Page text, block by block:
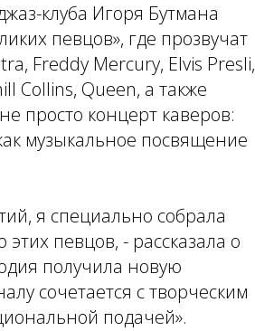
клуба Игоря Бутмана
певцов», где прозвучат
Freddy Mercury, Elvis Presli,
Collins, Queen, а также
просто концерт каверов:
музыкальное посвящение
я специально собрала
певцов, - рассказала о
получила новую
сочетается с творческим
подачей».